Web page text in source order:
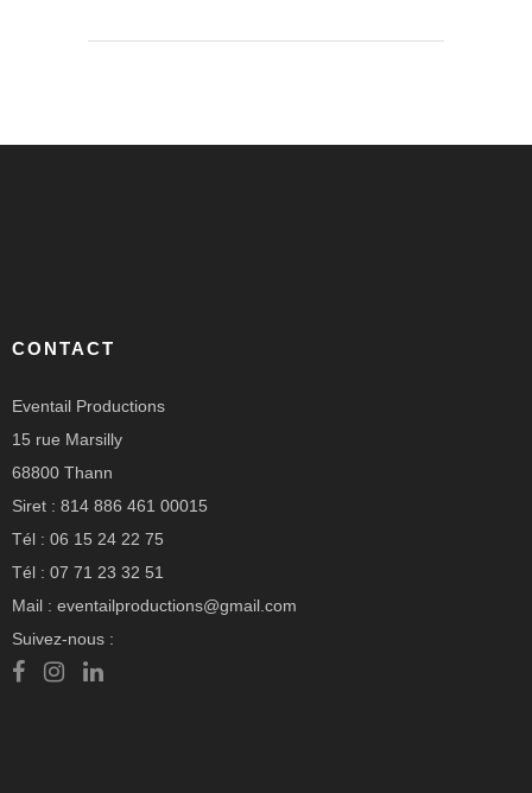
CONTACT
Eventail Productions
15 rue Marsilly
68800 Thann
Siret : 814 886 461 00015
Tél : 06 15 24 22 75
Tél : 07 71 23 32 51
Mail : eventailproductions@gmail.com
Suivez-nous :